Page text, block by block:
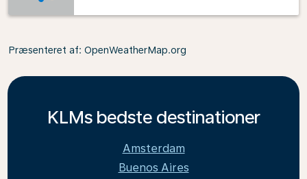
Præsenteret af: OpenWeatherMap.org
KLMs bedste destinationer
Amsterdam
Buenos Aires